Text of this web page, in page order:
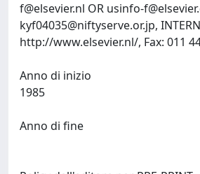
f@elsevier.nl OR usinfo-
kyf04035@niftyserve.or.jp,
Anno di inizio
Anno di fine